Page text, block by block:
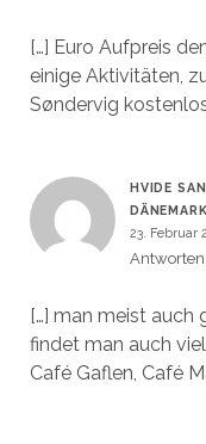
[…] Euro Aufpreis
einige Aktivitäten,
Søndervig
HVIDE
23. Februar
Antworten
[…] man meist auch
findet man auch
Café Gaflen, Café